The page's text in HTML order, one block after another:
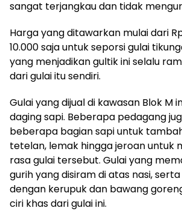
sangat terjangkau dan tidak
Harga yang ditawarkan mulai dari
10.000 saja untuk seporsi gulai
yang menjadikan gultik ini selalu
dari gulai itu sendiri.
Gulai yang dijual di kawasan Blok M
daging sapi. Beberapa pedagang
beberapa bagian sapi untuk
tetelan, lemak hingga jeroan untuk
rasa gulai tersebut. Gulai yang
gurih yang disiram di atas nasi,
dengan kerupuk dan bawang
ciri khas dari gulai ini.